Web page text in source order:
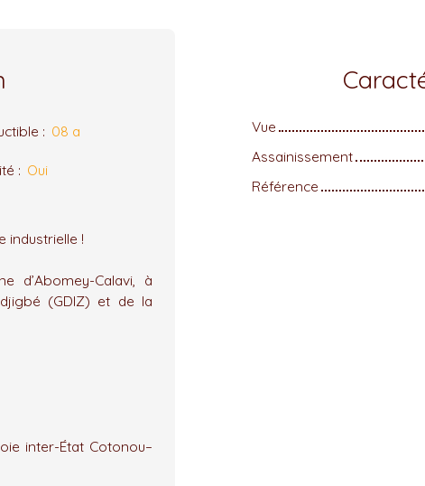
: 08 a
: Oui
industrielle !
d’Abomey-Calavi, à
(GDIZ) et de la
inter-État Cotonou–
Vue
Assainissement
Référence